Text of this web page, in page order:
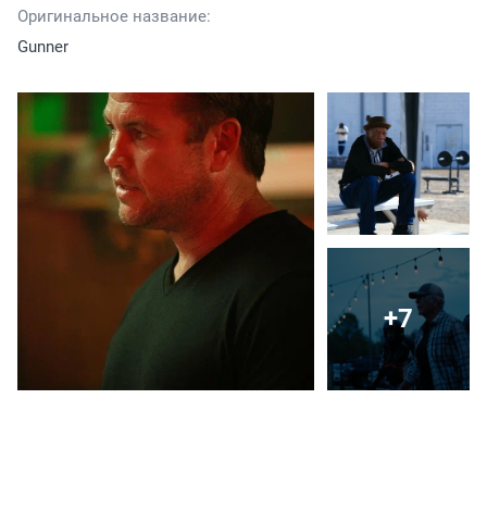
Оригинальное название:
Gunner
+7